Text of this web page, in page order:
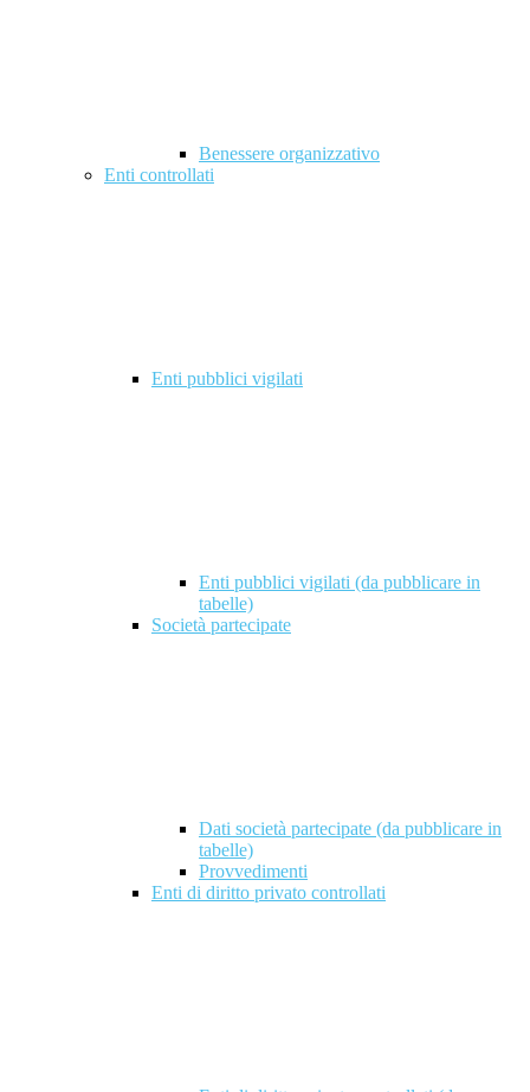
Benessere organizzativo
Enti controllati
Enti pubblici vigilati
Enti pubblici vigilati (da pubblicare in
tabelle)
Società partecipate
Dati società partecipate (da pubblicare in
tabelle)
Provvedimenti
Enti di diritto privato controllati